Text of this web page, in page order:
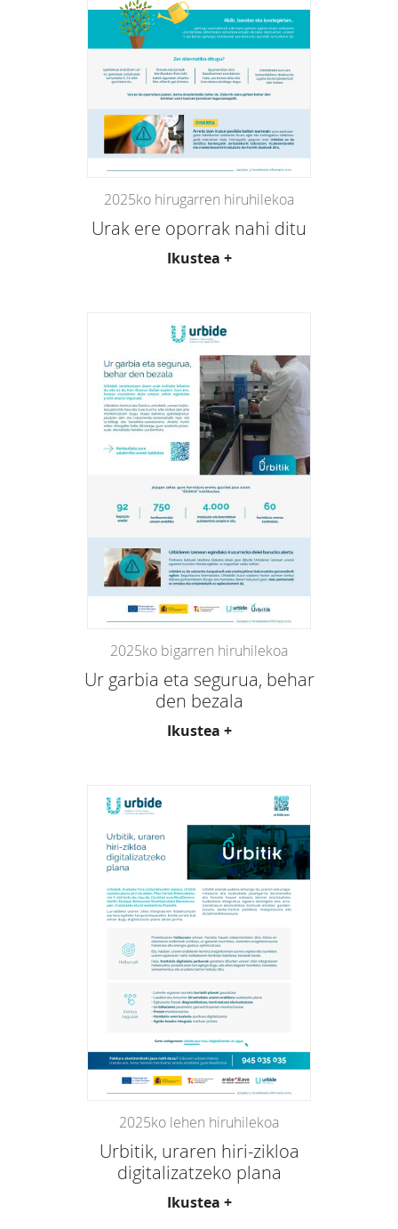
2025ko hirugarren hiruhilekoa
Urak ere oporrak nahi ditu
Ikustea +
2025ko bigarren hiruhilekoa
Ur garbia eta segurua, behar
den bezala
Ikustea +
2025ko lehen hiruhilekoa
Urbitik, uraren hiri-zikloa
digitalizatzeko plana
Ikustea +